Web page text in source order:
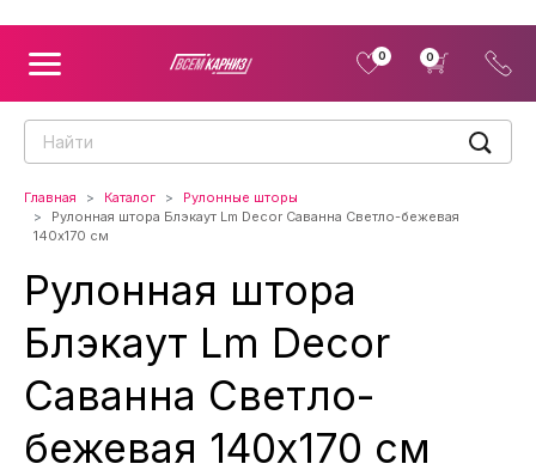
0 0
Главная Каталог
Рулонные шторы
Рулонная штора Блэкаут Lm Decor Саванна Светло-бежевая
140x170 см
Рулонная штора
Блэкаут Lm Decor
Саванна Светло-
бежевая 140x170 см